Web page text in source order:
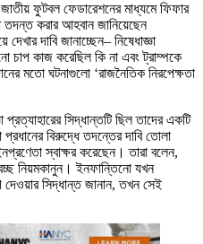
ফুটবল ফেডারেশনের মাধ্যমে ফিফার
তদন্ত করার আহবান জানিয়েছেন
দাবি জানাচ্ছেন– নিষেধাজ্ঞা
চাপ কাজ করেছিল কি না এবং ট্রাম্পকে
মতো ঘটনাগুলো ‘রাজনৈতিক নিরপেক্ষতা
সিদ্ধান্তটি ছিল তাদের একটি
প্রধানের বিরুদ্ধে তদন্তের দাবি তোলা
স্বাক্ষর করেছেন। তারা বলেন,
নিয়মকানুন। ইনফান্তিনো যখন
সিদ্ধান্ত জানান, তখন সেই